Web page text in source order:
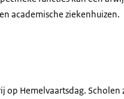
academische ziekenhuizen.
op Hemelvaartsdag.